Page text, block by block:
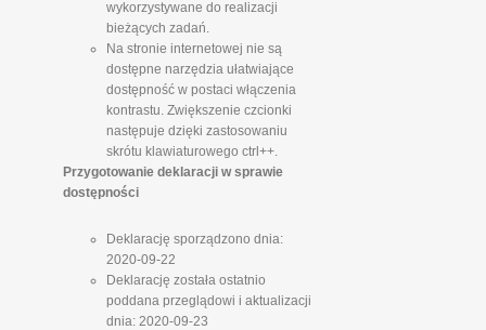
wykorzystywane do realizacji
bieżących zadań.
Na stronie internetowej nie są
dostępne narzędzia ułatwiające
dostępność w postaci włączenia
kontrastu. Zwiększenie czcionki
następuje dzięki zastosowaniu
skrótu klawiaturowego ctrl++.
Przygotowanie deklaracji w sprawie
dostępności
Deklarację sporządzono dnia:
2020-09-22
Deklarację została ostatnio
poddana przeglądowi i aktualizacji
dnia: 2020-09-23